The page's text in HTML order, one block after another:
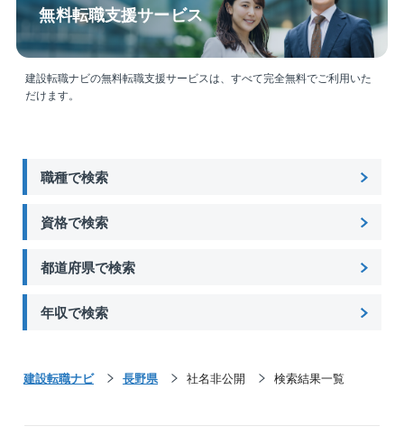
無料転職支援サービス
建設転職ナビの無料転職支援サービスは、すべて完全無料でご利用いた
だけます。
職種で検索
資格で検索
都道府県で検索
年収で検索
建設転職ナビ 長野県 社名非公開 検索結果一覧